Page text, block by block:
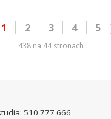
1 2 3 4 5
438 na 44 stronach
510 777 666